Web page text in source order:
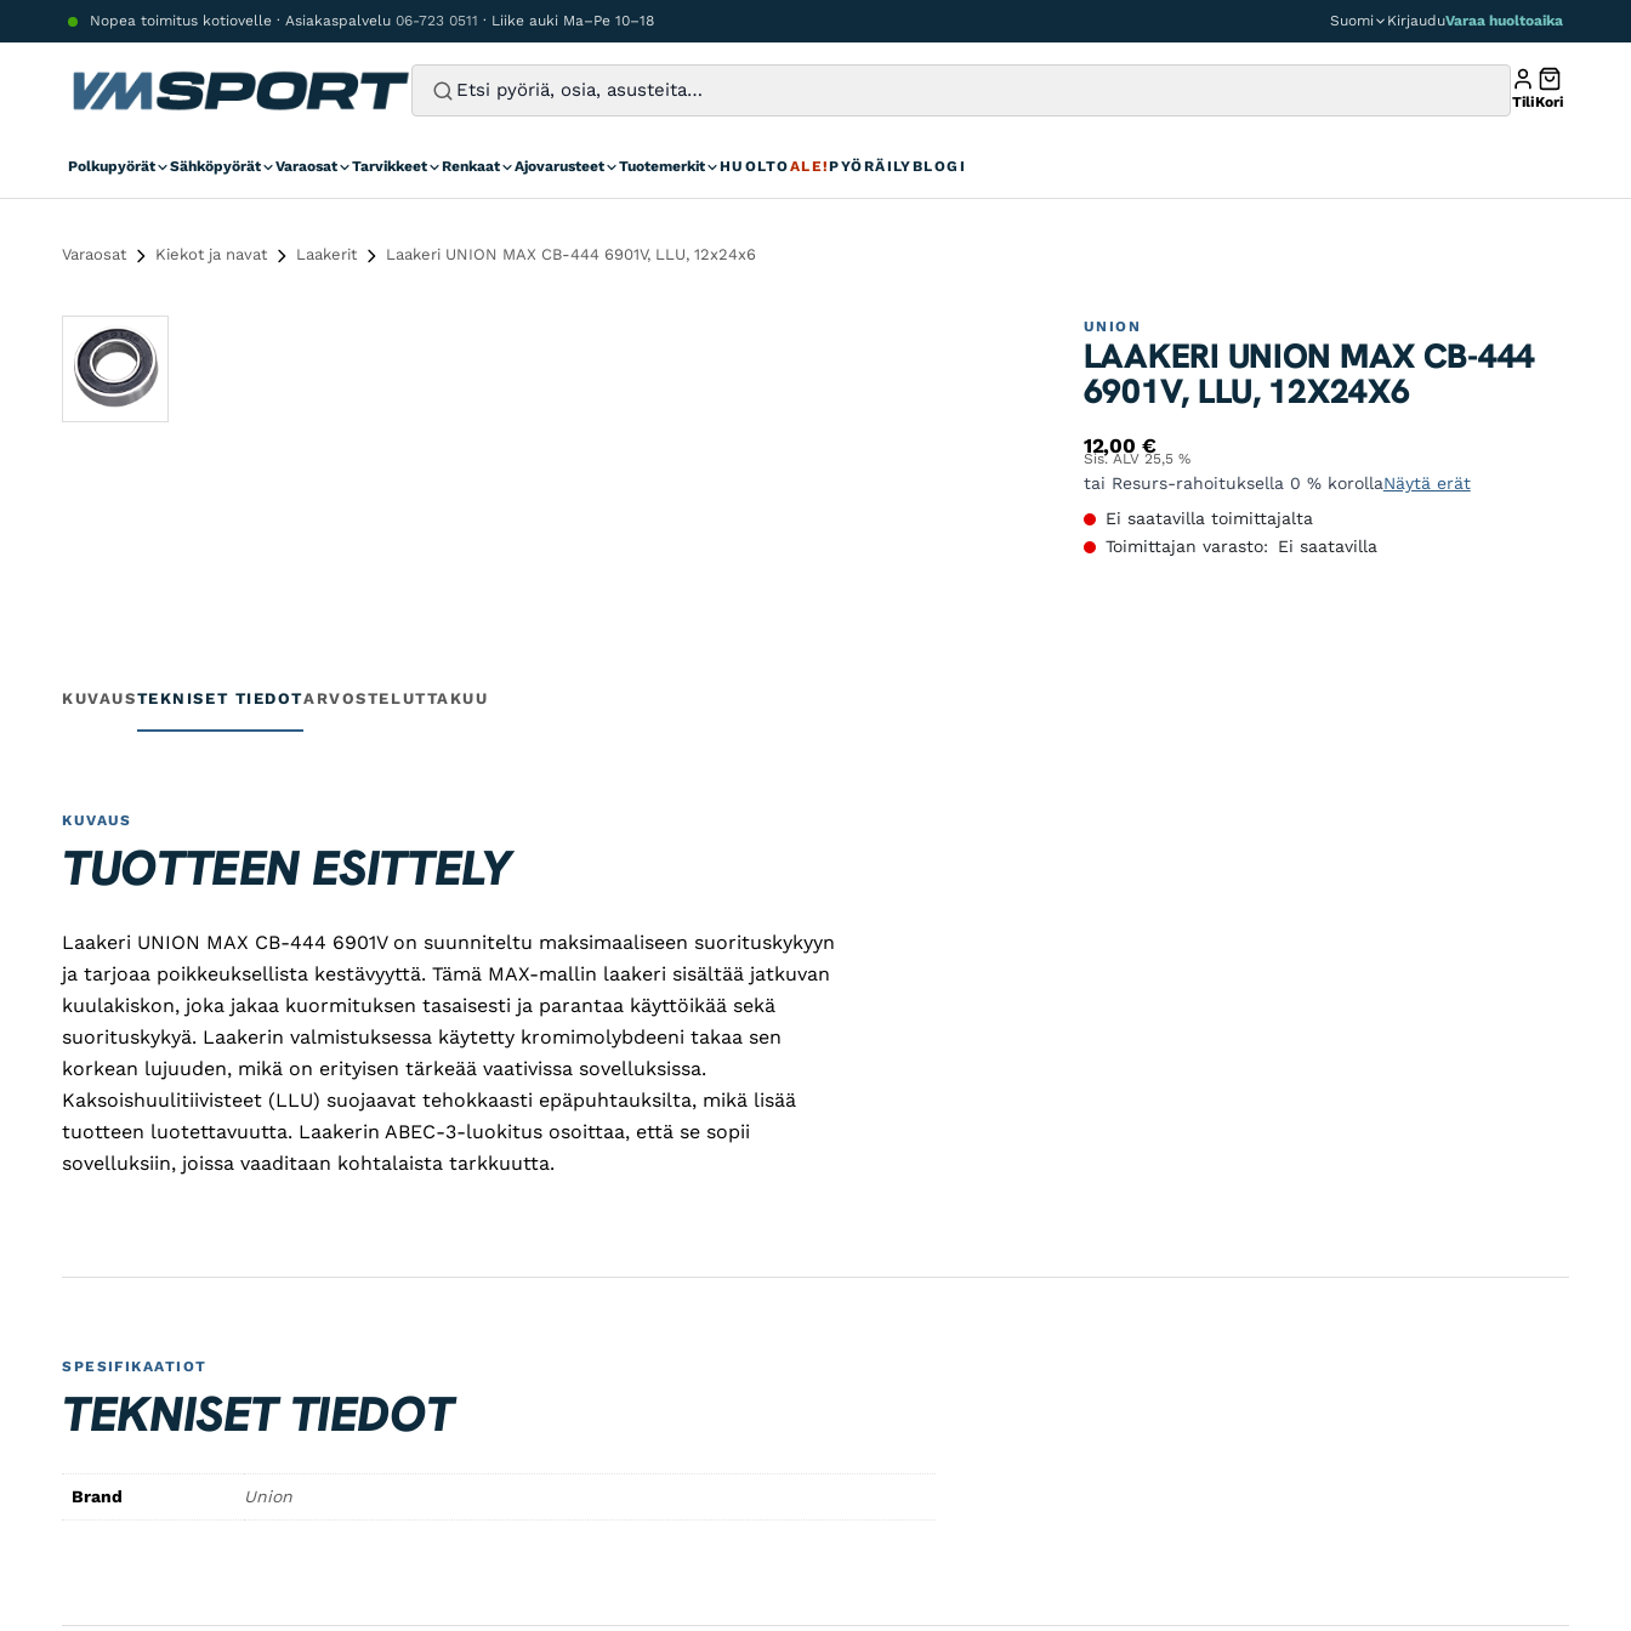
Siirry sisältöönNopea toimitus kotiovelle · Asiakaspalvelu 06-723 0511 · Liike auki Ma–Pe 10–18 Suomi KirjauduVaraa huoltoaika
TiliKori
Polkupyörät Sähköpyörät Varaosat Tarvikkeet Renkaat Ajovarusteet Tuotemerkit HUOLTOALE!PYÖRÄILYBLOGI
Varaosat Kiekot ja navat Laakerit Laakeri UNION MAX CB-444 6901V, LLU, 12x24x6
UNION
LAAKERI UNION MAX CB-444
6901V, LLU, 12X24X6
12,00 €
Sis. ALV 25,5 %
tai Resurs-rahoituksella 0 % korollaNäytä erät
Ei saatavilla toimittajalta
Toimittajan varasto:
Ei saatavilla
KUVAUSTEKNISET TIEDOTARVOSTELUTTAKUU
KUVAUS
TUOTTEEN ESITTELY
Laakeri UNION MAX CB-444 6901V on suunniteltu maksimaaliseen suorituskykyyn
ja tarjoaa poikkeuksellista kestävyyttä. Tämä MAX-mallin laakeri sisältää jatkuvan
kuulakiskon, joka jakaa kuormituksen tasaisesti ja parantaa käyttöikää sekä
suorituskykyä. Laakerin valmistuksessa käytetty kromimolybdeeni takaa sen
korkean lujuuden, mikä on erityisen tärkeää vaativissa sovelluksissa.
Kaksoishuulitiivisteet (LLU) suojaavat tehokkaasti epäpuhtauksilta, mikä lisää
tuotteen luotettavuutta. Laakerin ABEC-3-luokitus osoittaa, että se sopii
sovelluksiin, joissa vaaditaan kohtalaista tarkkuutta.
SPESIFIKAATIOT
TEKNISET TIEDOT
Brand Union